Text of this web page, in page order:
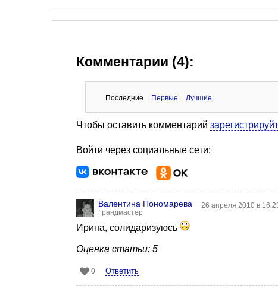
Комментарии (4):
Последние Первые Лучшие
Чтобы оставить комментарий
Войти через социальные сети:
Валентина Пономарева
Грандмастер
26 апреля 2010 в
Ирина, солидаризуюсь
Оценка статьи: 5
0 Ответить